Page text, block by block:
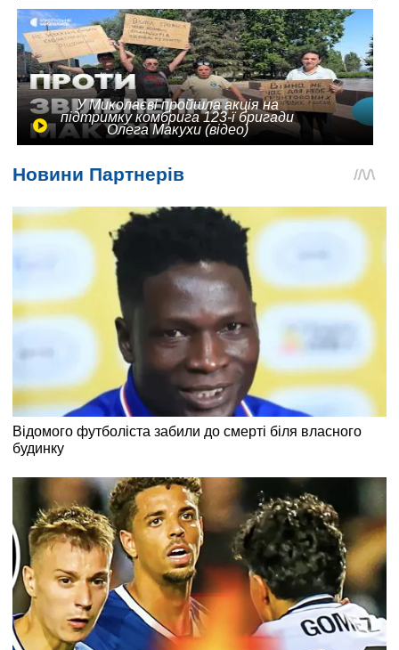
У Миколаєві пройшла акція на
підтримку комбрига 123-ї бригади
Олега Макухи (відео)